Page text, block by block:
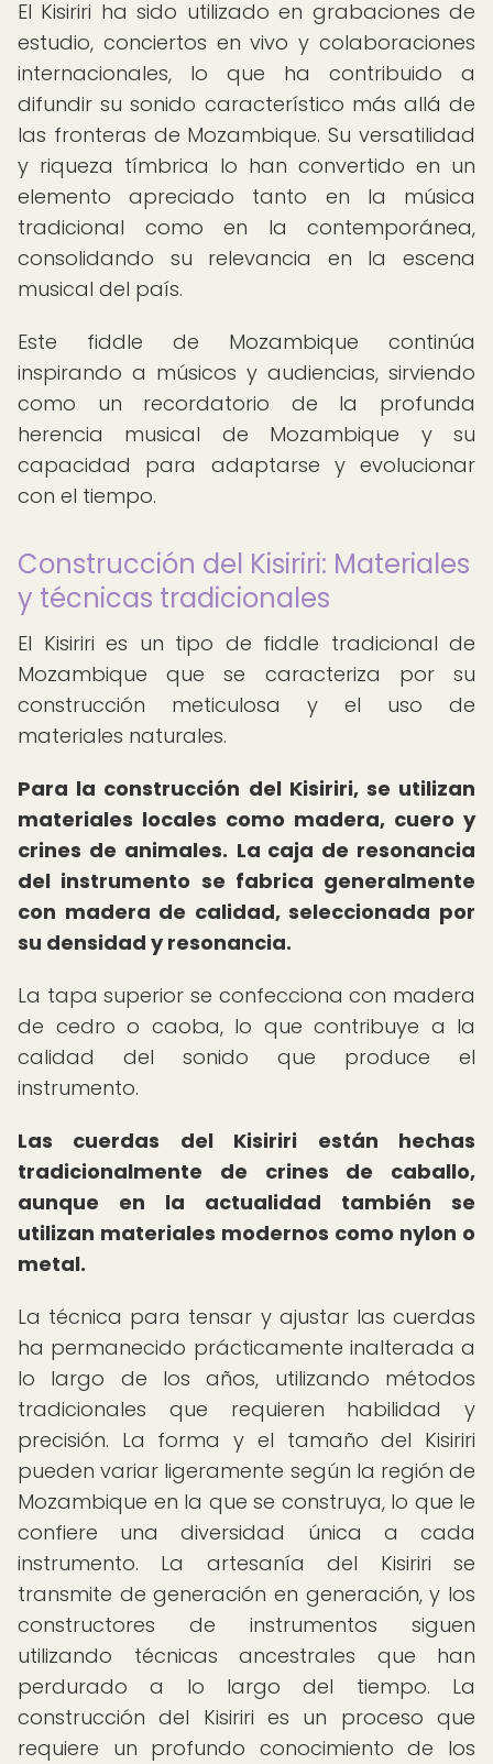
El Kisiriri ha sido utilizado en grabaciones de
estudio, conciertos en vivo y colaboraciones
internacionales, lo que ha contribuido a
difundir su sonido característico más allá de
las fronteras de Mozambique. Su versatilidad
y riqueza tímbrica lo han convertido en un
elemento apreciado tanto en la música
tradicional como en la contemporánea,
consolidando su relevancia en la escena
musical del país.
Este fiddle de Mozambique continúa
inspirando a músicos y audiencias, sirviendo
como un recordatorio de la profunda
herencia musical de Mozambique y su
capacidad para adaptarse y evolucionar
con el tiempo.
Construcción del Kisiriri: Materiales
y técnicas tradicionales
El Kisiriri es un tipo de fiddle tradicional de
Mozambique que se caracteriza por su
construcción meticulosa y el uso de
materiales naturales.
Para la construcción del Kisiriri, se utilizan
materiales locales como madera, cuero y
crines de animales. La caja de resonancia
del instrumento se fabrica generalmente
con madera de calidad, seleccionada por
su densidad y resonancia.
La tapa superior se confecciona con madera
de cedro o caoba, lo que contribuye a la
calidad del sonido que produce el
instrumento.
Las cuerdas del Kisiriri están hechas
tradicionalmente de crines de caballo,
aunque en la actualidad también se
utilizan materiales modernos como nylon o
metal.
La técnica para tensar y ajustar las cuerdas
ha permanecido prácticamente inalterada a
lo largo de los años, utilizando métodos
tradicionales que requieren habilidad y
precisión. La forma y el tamaño del Kisiriri
pueden variar ligeramente según la región de
Mozambique en la que se construya, lo que le
confiere una diversidad única a cada
instrumento. La artesanía del Kisiriri se
transmite de generación en generación, y los
constructores de instrumentos siguen
utilizando técnicas ancestrales que han
perdurado a lo largo del tiempo. La
construcción del Kisiriri es un proceso que
requiere un profundo conocimiento de los